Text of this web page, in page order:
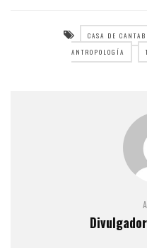
CASA DE
ANTROPOLOGÍA